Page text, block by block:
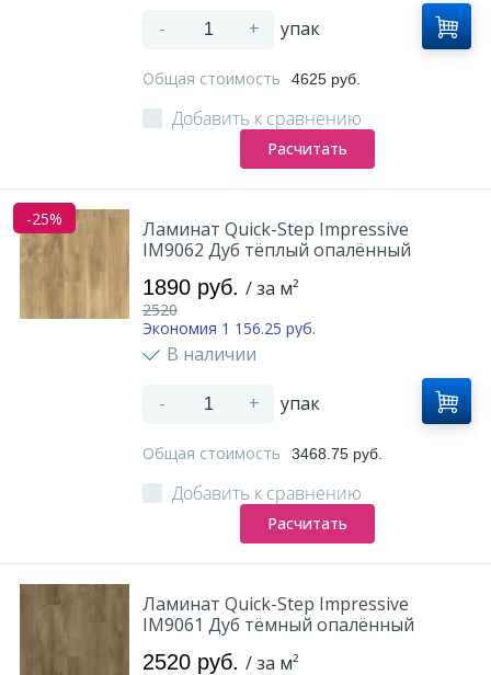
- + упак
Общая стоимость 4625 руб.
Добавить к сравнению
Расчитать
-25%
Ламинат Quick-Step Impressive
IM9062 Дуб тёплый опалённый
1890 руб. / за м²
2520
Экономия 1 156.25 руб.
В наличии
- + упак
Общая стоимость 3468.75 руб.
Добавить к сравнению
Расчитать
Ламинат Quick-Step Impressive
IM9061 Дуб тёмный опалённый
2520 руб. / за м²